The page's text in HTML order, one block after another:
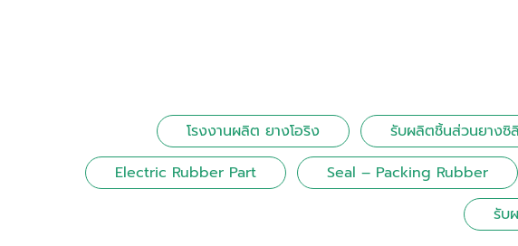
โรงงานผลิต ยางโอริง รับผลิตชิ้นส่วนยางซิ
Electric Rubber Part
Seal – Packing Rubber
รับ